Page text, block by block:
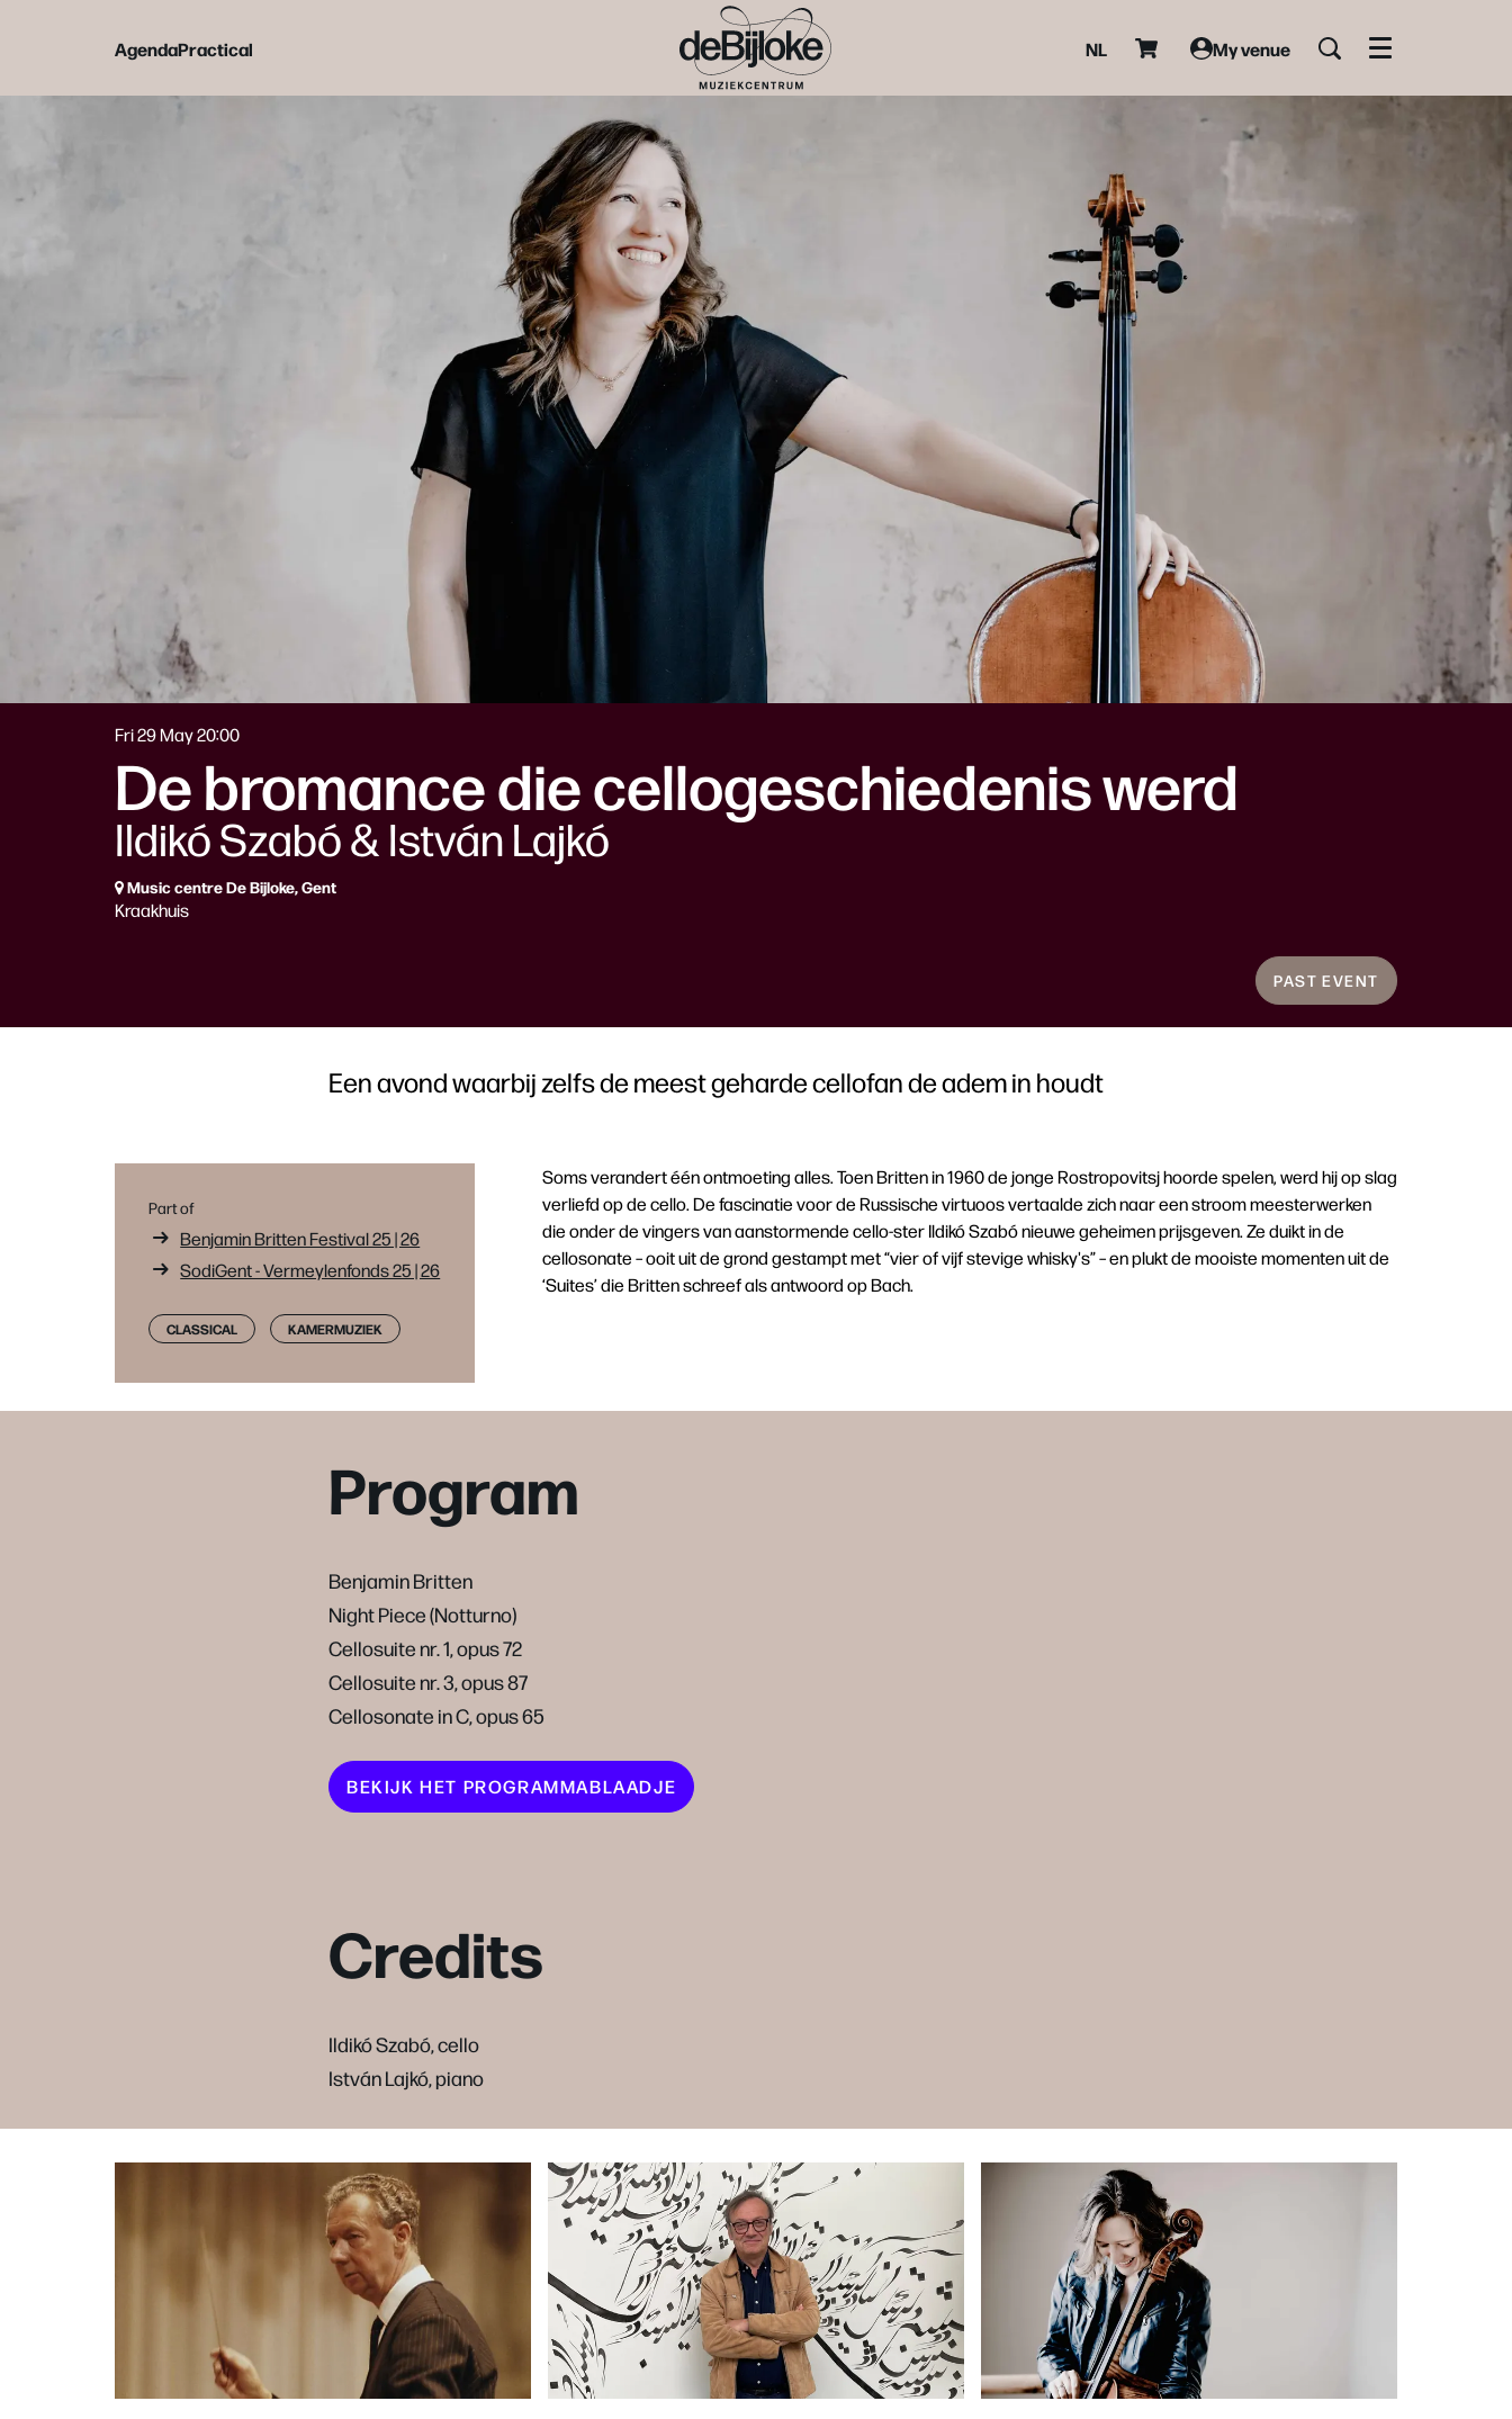
AgendaPractical NL My venue Menu
De bromance die cellogeschiedenis werd
Ildikó Szabó & István Lajkó
Fri 29 May20:00
Music centre De Bijloke, Gent
Kraakhuis
PAST EVENT
Een avond waarbij zelfs de meest geharde cellofan de adem in houdt
Soms verandert één ontmoeting alles. Toen Britten in 1960 de jonge Rostropovitsj hoorde spelen, werd hij op slag
verliefd op de cello. De fascinatie voor de Russische virtuoos vertaalde zich naar een stroom meesterwerken
die onder de vingers van aanstormende cello-ster Ildikó Szabó nieuwe geheimen prijsgeven. Ze duikt in de
cellosonate – ooit uit de grond gestampt met “vier of vijf stevige whisky's” – en plukt de mooiste momenten uit de
‘Suites’ die Britten schreef als antwoord op Bach.
Part of
Benjamin Britten Festival 25 | 26
SodiGent - Vermeylenfonds 25 | 26
CLASSICAL KAMERMUZIEK
Program
Benjamin Britten
Night Piece (Notturno)
Cellosuite nr. 1, opus 72
Cellosuite nr. 3, opus 87
Cellosonate in C, opus 65
BEKIJK HET PROGRAMMABLAADJE
Credits
Ildikó Szabó, cello
István Lajkó, piano